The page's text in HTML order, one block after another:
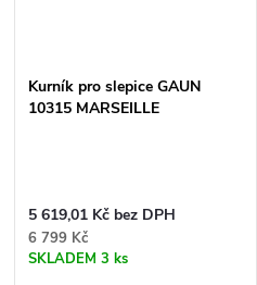
Kurník pro slepice GAUN
10315 MARSEILLE
5 619,01 Kč bez DPH
6 799 Kč
SKLADEM 3 ks